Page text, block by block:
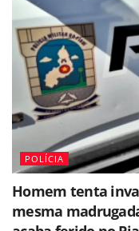
POLÍCIA
Homem tenta
mesma